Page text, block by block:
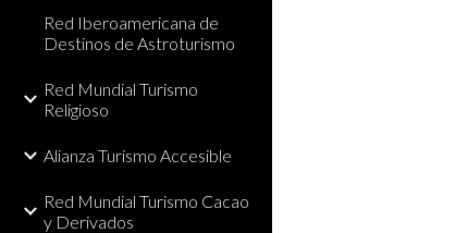
Red Iberoamericana de
Destinos de Astroturismo
Red Mundial Turismo
Religioso
Alianza Turismo Accesible
Red Mundial Turismo Cacao
y Derivados